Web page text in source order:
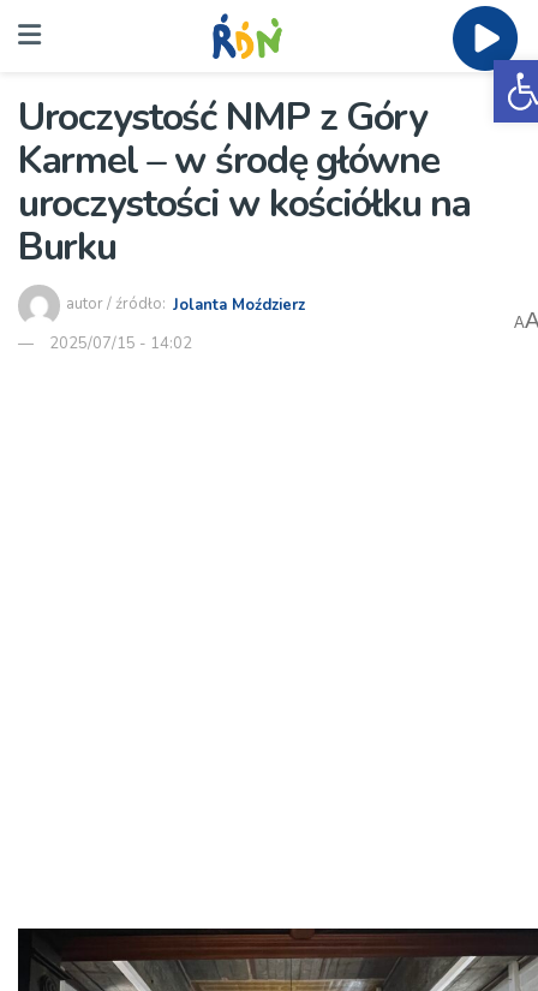
Uroczystość NMP z Góry
Karmel – w środę główne
uroczystości w kościółku na
Burku
autor / źródło: Jolanta Moździerz
2025/07/15 - 14:02
A